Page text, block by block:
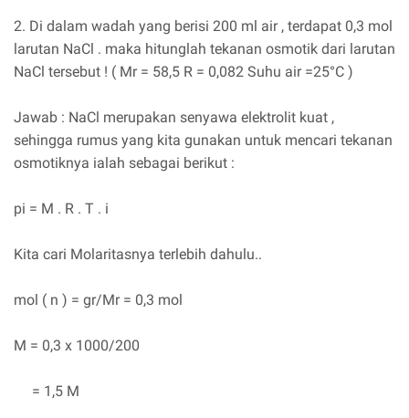
2. Di dalam wadah yang berisi 200 ml air , terdapat 0,3 mol
larutan NaCl . maka hitunglah tekanan osmotik dari larutan
NaCl tersebut ! ( Mr = 58,5 R = 0,082 Suhu air =25°C )
Jawab : NaCl merupakan senyawa elektrolit kuat ,
sehingga rumus yang kita gunakan untuk mencari tekanan
osmotiknya ialah sebagai berikut :
pi = M . R . T . i
Kita cari Molaritasnya terlebih dahulu..
mol ( n ) = gr/Mr = 0,3 mol
M = 0,3 x 1000/200
= 1,5 M